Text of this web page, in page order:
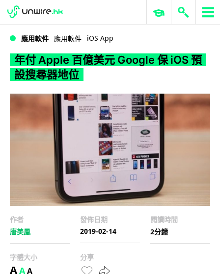
WWDC 2026 ERP 與商業 AI
應用軟件 應用軟件 iOS App
年付 Apple 百億美元 Google 保 iOS 預
設搜尋器地位
作者
唐美鳳
發佈日期
2019-02-14
閱讀時間
2分鐘
字體大小
AAA
分享